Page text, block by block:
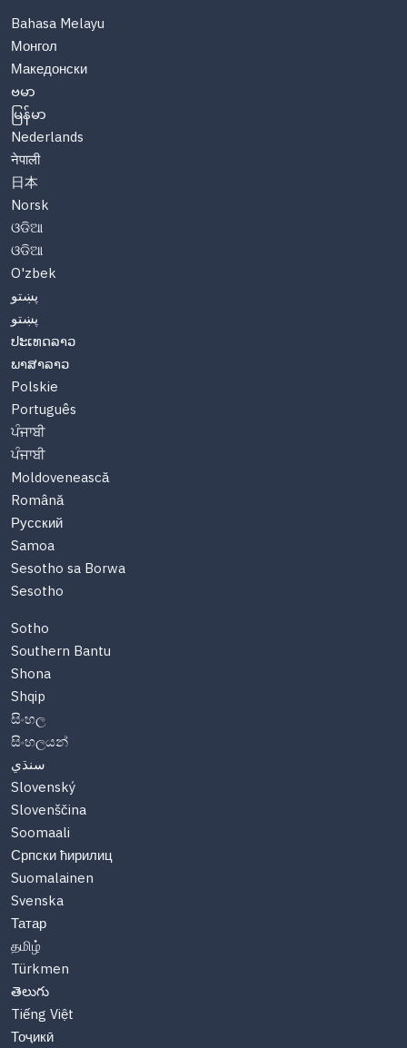
Bahasa Melayu
Монгол
Македонски
ဗမာ
မြန်မာ
Nederlands
नेपाली
日本
Norsk
ଓଡିଆ
ଓଡିଆ
O'zbek
پښتو
پښتو
ປະເທດລາວ
ພາສາລາວ
Polskie
Português
ਪੰਜਾਬੀ
ਪੰਜਾਬੀ
Moldovenească
Română
Русский
Samoa
Sesotho sa Borwa
Sesotho
Sotho
Southern Bantu
Shona
Shqip
සිංහල
සිංහලයන්
سنڌي
Slovenský
Slovenščina
Soomaali
Српски ћирилиц
Suomalainen
Svenska
Татар
தமிழ்
Türkmen
తెలుగు
Tiếng Việt
Тоҷикӣ